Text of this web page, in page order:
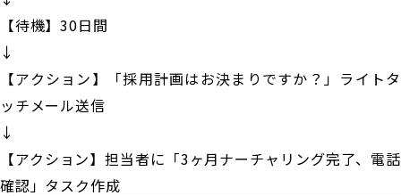
【待機】30日間
↓
【アクション】「採用計画はお決まりですか？」ライトタ
ッチメール送信
↓
【アクション】担当者に「3ヶ月ナーチャリング完了、電話
確認」タスク作成